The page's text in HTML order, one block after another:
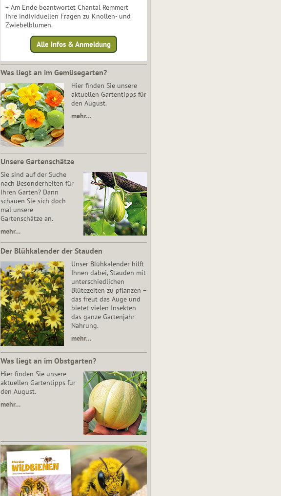
+ Am Ende beantwortet Chantal Remmert
Ihre individuellen Fragen zu Knollen- und
Zwiebelblumen.
Alle Infos & Anmeldung
Was liegt an im Gemüsegarten?
Hier finden Sie unsere
aktuellen Gartentipps für
den August.
mehr…
Unsere Gartenschätze
Sie sind auf der Suche
nach Besonderheiten für
Ihren Garten? Dann
schauen Sie sich doch
mal unsere
Gartenschätze an.
mehr…
Der Blühkalender der Stauden
Unser Blühkalender hilft
Ihnen dabei, Stauden mit
unterschiedlichen
Blütezeiten zu pflanzen –
das freut das Auge und
bietet vielen Insekten
das ganze Gartenjahr
Nahrung.
mehr…
Was liegt an im Obstgarten?
Hier finden Sie unsere
aktuellen Gartentipps für
den August.
mehr…